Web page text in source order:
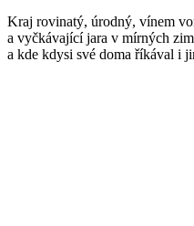
Kraj rovinatý, úrodný, vínem
a vyčkávající jara v mírných
a kde kdysi své doma říkával i